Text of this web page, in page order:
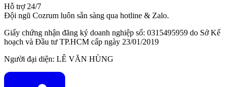
Hỗ trợ 24/7
Đội ngũ Cozrum luôn sẵn sàng qua hotline & Zalo.
Giấy chứng nhận đăng ký doanh nghiệp số: 0315495959 do Sở Kế
hoạch và Đầu tư TP.HCM cấp ngày 23/01/2019
Người đại diện: LÊ VĂN HÙNG